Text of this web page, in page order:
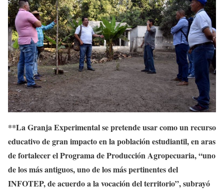
**La Granja Experimental se pretende usar como un recurso
educativo de gran impacto en la población estudiantil, en aras
de fortalecer el Programa de Producción Agropecuaria, “uno
de los más antiguos, uno de los más pertinentes del
INFOTEP, de acuerdo a la vocación del territorio”, subrayó